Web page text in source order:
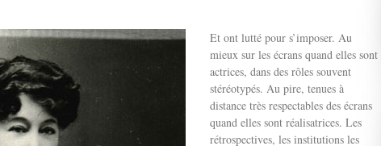
Et ont lutté pour s’imposer. Au
mieux sur les écrans quand elles sont
actrices, dans des rôles souvent
stéréotypés. Au pire, tenues à
distance très respectables des écrans
quand elles sont réalisatrices. Les
rétrospectives, les institutions les